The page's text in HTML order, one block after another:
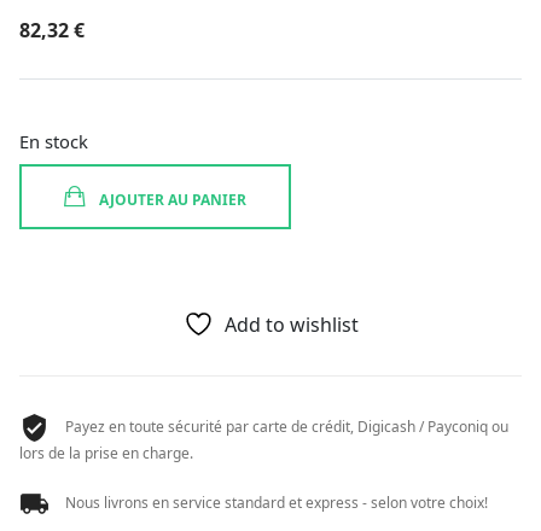
82,32€
En stock
AJOUTER AU PANIER
Add to wishlist
Payez en toute sécurité par carte de crédit, Digicash / Payconiq ou
lors de la prise en charge.
Nous livrons en service standard et express - selon votre choix!